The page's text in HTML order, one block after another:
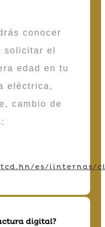
conocer
solicitar el
edad en tu
eléctrica,
cambio de
es/iinternas/
digital?